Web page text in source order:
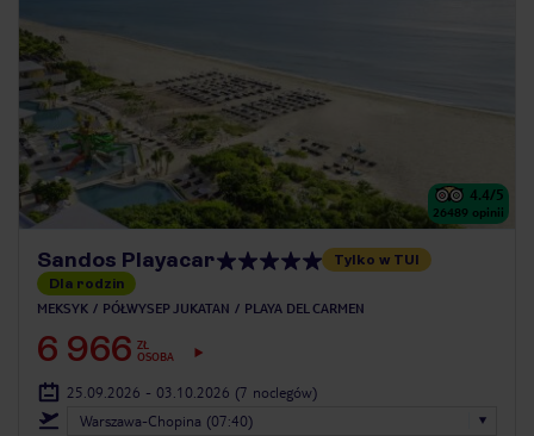
4.4/5
26489 opinii
Sandos Playacar
Tylko w TUI
Dla rodzin
MEKSYK PÓŁWYSEP JUKATAN PLAYA DEL CARMEN
6 966 ZŁ
OSOBA
25.09.2026 - 03.10.2026 (7 noclegów)
Warszawa-Chopina (07:40)